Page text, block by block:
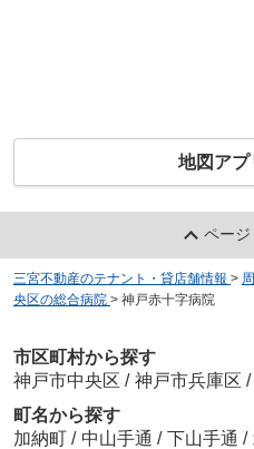
地図アプ
ペー
三宮不動産のテナント・貸店舗情報 >
央区の総合病院 > 神戸赤十字病院
市区町村から探す
神戸市中央区 / 神戸市兵庫区 /
町名から探す
加納町 / 中山手通 / 下山手通 /